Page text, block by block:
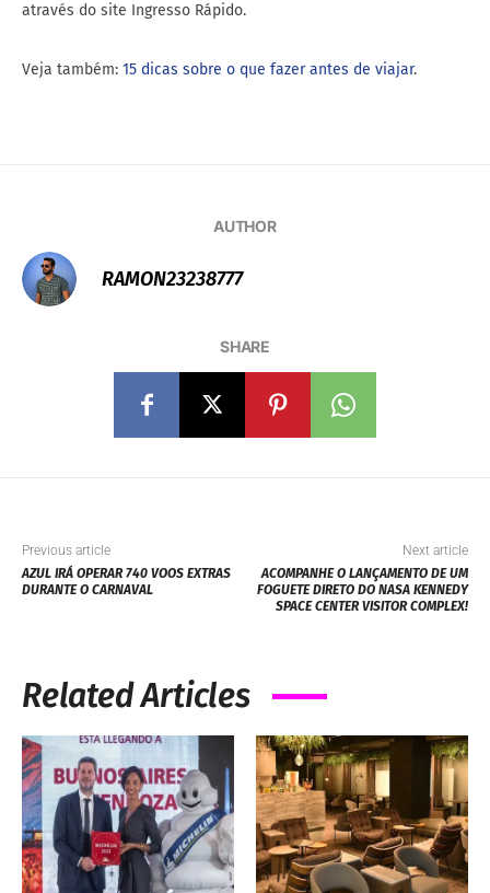
através do site Ingresso Rápido.
Veja também: 15 dicas sobre o que fazer antes de viajar.
AUTHOR
RAMON23238777
SHARE
Previous article
AZUL IRÁ OPERAR 740 VOOS EXTRAS
DURANTE O CARNAVAL
Next article
ACOMPANHE O LANÇAMENTO DE UM
FOGUETE DIRETO DO NASA KENNEDY
SPACE CENTER VISITOR COMPLEX!
Related Articles